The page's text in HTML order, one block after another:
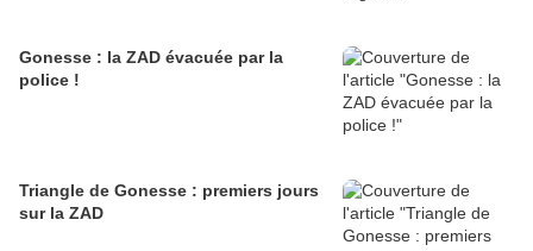
Gonesse : la ZAD évacuée par la
police !
Triangle de Gonesse : premiers jours
sur la ZAD